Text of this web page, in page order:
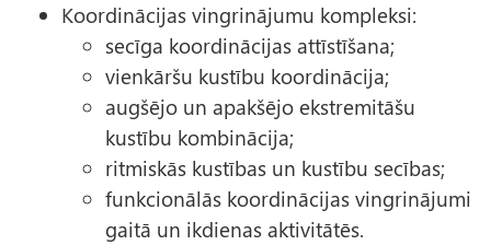
Koordinācijas vingrinājumu kompleksi:
secīga koordinācijas attīstīšana;
vienkāršu kustību koordinācija;
augšējo un apakšējo ekstremitāšu
kustību kombinācija;
ritmiskās kustības un kustību secības;
funkcionālās koordinācijas vingrinājumi
gaitā un ikdienas aktivitātēs.